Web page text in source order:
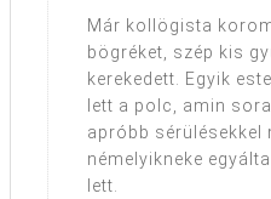
Már kollögista
bögréket, szép kis
kerekedett. Egyik
lett a polc, amin
apróbb sérülésekkel
némelyikneke
lett.